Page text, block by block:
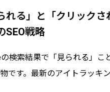
れる」と「クリック
SEO戦略
検索結果で「見られる」こ
です。最新のアイトラッキ